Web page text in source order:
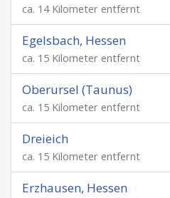
ca. 14 Kilometer entfernt
Egelsbach, Hessen
ca. 15 Kilometer entfernt
Oberursel (Taunus)
ca. 15 Kilometer entfernt
Dreieich
ca. 15 Kilometer entfernt
Erzhausen, Hessen